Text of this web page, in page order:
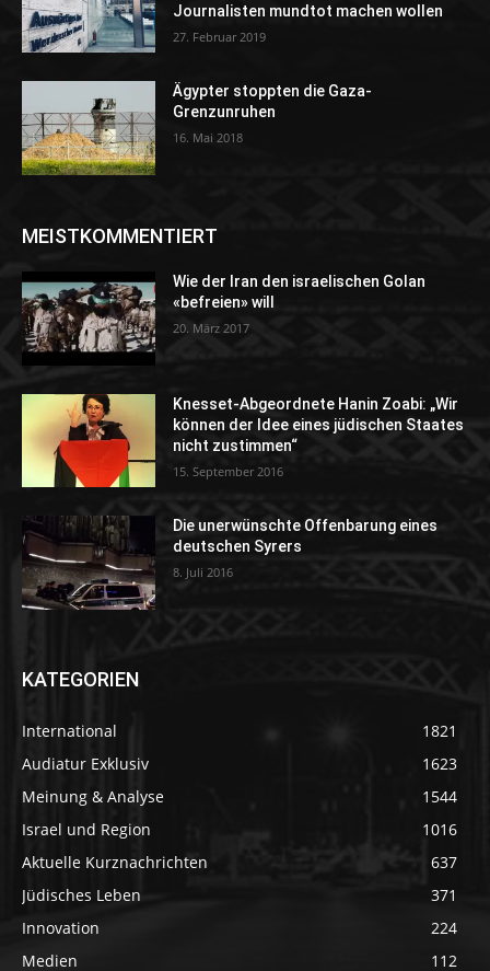
Journalisten mundtot machen wollen
27. Februar 2019
Ägypter stoppten die Gaza-
Grenzunruhen
16. Mai 2018
MEISTKOMMENTIERT
Wie der Iran den israelischen Golan
«befreien» will
20. März 2017
Knesset-Abgeordnete Hanin Zoabi: „Wir
können der Idee eines jüdischen Staates
nicht zustimmen“
15. September 2016
Die unerwünschte Offenbarung eines
deutschen Syrers
8. Juli 2016
KATEGORIEN
International
1821
Audiatur Exklusiv
1623
Meinung & Analyse
1544
Israel und Region
1016
Aktuelle Kurznachrichten
637
Jüdisches Leben
371
Innovation
224
Medien
112